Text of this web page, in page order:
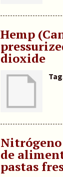
Hemp
dioxide
de
pastas